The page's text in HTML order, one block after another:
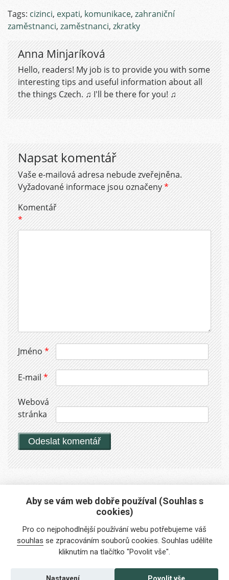
Tags: cizinci, expati, komunikace, zahraniční
zaměstnanci, zaměstnanci, zkratky
Anna Minjaríková
Hello, readers! My job is to provide you with some
interesting tips and useful information about all
the things Czech. ♫ I'll be there for you! ♫
Napsat komentář
Vaše e-mailová adresa nebude zveřejněna.
Vyžadované informace jsou označeny*
Komentář
*
Jméno*
E-mail*
Webová
stránka
Máte zájem o naše služby?
Potřebujete poradit?
info@foreigners.cz
+420 211 221 492
Aby se vám web dobře používal (Souhlas s
cookies)
Pro co nejpohodlnější používání webu potřebujeme váš
souhlas se zpracováním souborů cookies. Souhlas udělíte
kliknutím na tlačítko "Povolit vše".
Povolit vše
Nastavení